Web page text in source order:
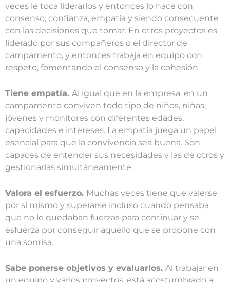
veces le toca liderarlos y entonces lo hace con
consenso, confianza, empatía y siendo consecuente
con las decisiones que tomar. En otros proyectos es
liderado por sus compañeros o el director de
campamento, y entonces trabaja en equipo con
respeto, fomentando el consenso y la cohesión.
Tiene empatía. Al igual que en la empresa, en un
campamento conviven todo tipo de niños, niñas,
jóvenes y monitores con diferentes edades,
capacidades e intereses. La empatía juega un papel
esencial para que la convivencia sea buena. Son
capaces de entender sus necesidades y las de otros y
gestionarlas simultáneamente.
Valora el esfuerzo. Muchas veces tiene que valerse
por sí mismo y superarse incluso cuando pensaba
que no le quedaban fuerzas para continuar y se
esfuerza por conseguir aquello que se propone con
una sonrisa.
Sabe ponerse objetivos y evaluarlos. Al trabajar en
un equipo y varios proyectos, está acostumbrado a